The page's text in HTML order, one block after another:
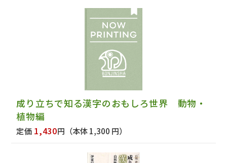
成り立ちで知る漢字のおもしろ世界 動物・
植物編
定価 1,430円 （本体 1,300 円）